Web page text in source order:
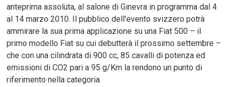
anteprima assoluta, al salone di Ginevra in programma dal 4
al 14 marzo 2010. Il pubblico dell’evento svizzero potrà
ammirare la sua prima applicazione su una Fiat 500 – il
primo modello Fiat su cui debutterà il prossimo settembre –
che con una cilindrata di 900 cc, 85 cavalli di potenza ed
emissioni di CO2 pari a 95 g/Km la rendono un punto di
riferimento nella categoria.